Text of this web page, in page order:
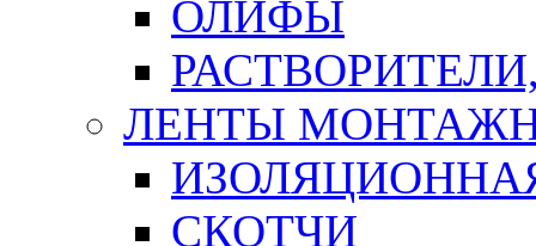
ОЛИФЫ
ЛЕНТЫ
СКОТЧИ